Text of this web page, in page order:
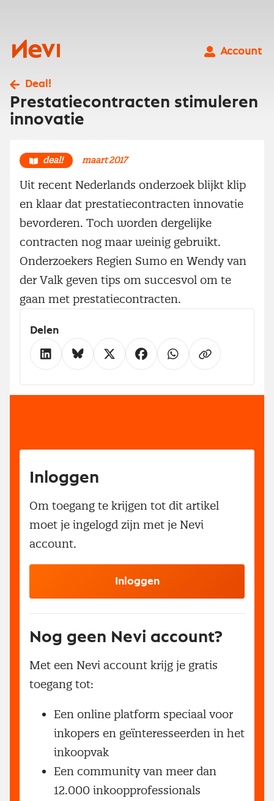
Nevi
Account
Deal!
Prestatiecontracten stimuleren
innovatie
deal! maart 2017
Uit recent Nederlands onderzoek blijkt klip
en klaar dat prestatiecontracten innovatie
bevorderen. Toch worden dergelijke
contracten nog maar weinig gebruikt.
Onderzoekers Regien Sumo en Wendy van
der Valk geven tips om succesvol om te
gaan met prestatiecontracten.
Delen
Inloggen
Om toegang te krijgen tot dit artikel
moet je ingelogd zijn met je Nevi
account.
Inloggen
Nog geen Nevi account?
Met een Nevi account krijg je gratis
toegang tot:
Een online platform speciaal voor
inkopers en geïnteresseerden in het
inkoopvak
Een community van meer dan
12.000 inkoopprofessionals